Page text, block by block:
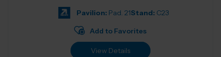
Pavilion: Pad. 21Stand: C23
Add to Favorites
View Details